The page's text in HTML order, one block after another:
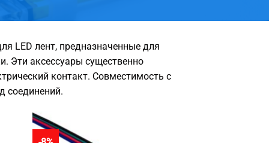
LED лент, предназначенные для
Эти аксессуары существенно
контакт. Совместимость с
соединений.